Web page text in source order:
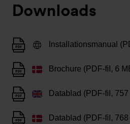
Downloads
Installationsmanual
Brochure (PDF-fil, 6
Datablad (PDF-fil, 757
Datablad (PDF-fil, 768